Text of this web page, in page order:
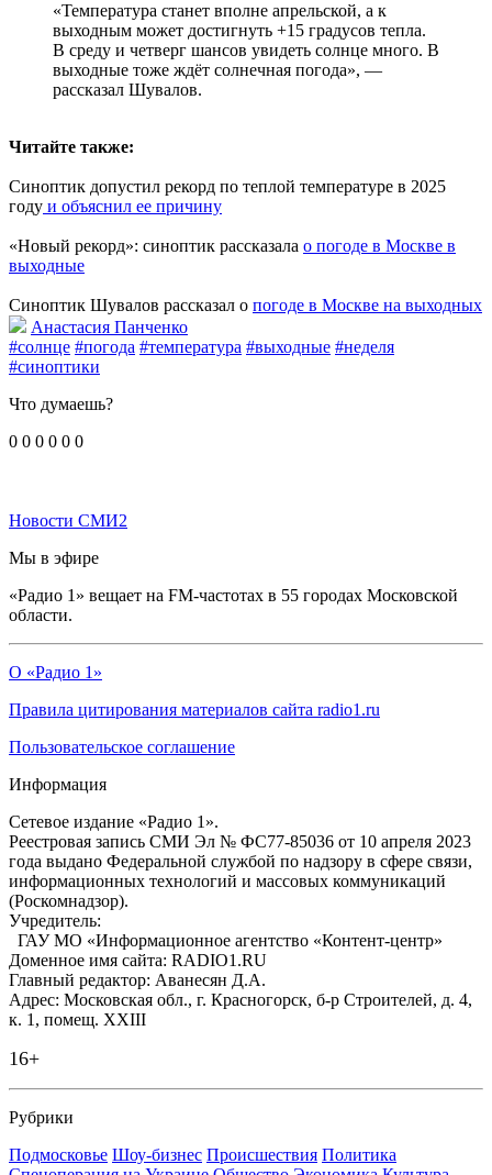
«Температура станет вполне апрельской, а к
выходным может достигнуть +15 градусов тепла.
В среду и четверг шансов увидеть солнце много. В
выходные тоже ждёт солнечная погода», —
рассказал Шувалов.
Читайте также:
Синоптик допустил рекорд по теплой температуре в 2025
году и объяснил ее причину
«Новый рекорд»: синоптик рассказала о погоде в Москве в
выходные
Синоптик Шувалов рассказал о погоде в Москве на выходных
Анастасия Панченко
#солнце #погода #температура #выходные #неделя
#синоптики
Что думаешь?
0 0 0 0 0 0
Новости СМИ2
Мы в эфире
«Радио 1» вещает на FM-частотах в 55 городах Московской
области.
О «Радио 1»
Правила цитирования материалов сайта radio1.ru
Пользовательское соглашение
Информация
Сетевое издание «Радио 1».
Реестровая запись СМИ Эл № ФС77-85036 от 10 апреля 2023
года выдано Федеральной службой по надзору в сфере связи,
информационных технологий и массовых коммуникаций
(Роскомнадзор).
Учредитель:
ГАУ МО «Информационное агентство «Контент-центр»
Доменное имя сайта: RADIO1.RU
Главный редактор: Аванесян Д.А.
Адрес: Московская обл., г. Красногорск, б-р Строителей, д. 4,
к. 1, помещ. XXIII
16+
Рубрики
Подмосковье Шоу-бизнес Происшествия Политика